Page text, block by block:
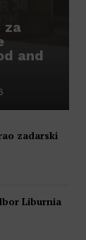
za
and
zadarski
Liburnia